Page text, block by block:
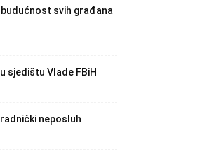
svih građana
sjedištu Vlade FBiH
neposluh